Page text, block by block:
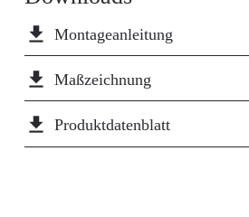
langlebig, praktisch
Fingerabdrücke und leicht
Verleihen Sie Ihrer Küche
mit einem Seifenspender,
Wasserwerk-Armatur
schaffen Sie so ein
Erscheinungsbild.
file_download Montageanleitung
file_download Maßzeichnung
file_download Produktdatenblatt